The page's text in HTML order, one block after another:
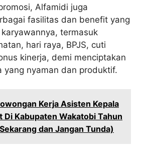
Alfamidi juga
fasilitas dan benefit yang
termasuk
hari raya, BPJS, cuti
kinerja, demi menciptakan
yang nyaman dan produktif.
Kerja Asisten Kepala
Di Kabupaten Wakatobi Tahun
dan Jangan Tunda)